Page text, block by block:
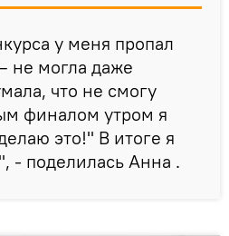
у меня пропал
не могла даже
что не смогу
финалом утром я
это!" В итоге я
- поделилась Анна .